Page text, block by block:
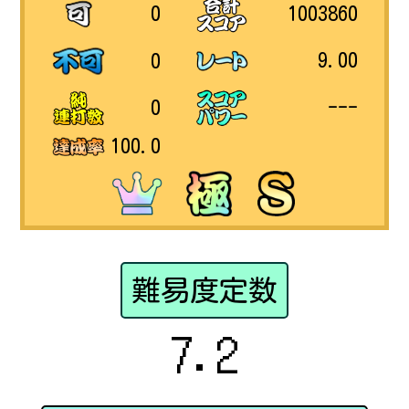
0
0
0
100.0
1003860
9.00
---
難易度定数
7.2